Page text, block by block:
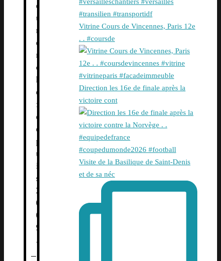
e
u
r
e
n
c
h
e
f
d
e
p
u
i
s
2
0
0
9
.
Vitrine Cours de Vincennes, Paris 12e
. . #coursde
Direction les 16e de finale après la
victoire cont
Visite de la Basilique de Saint-Denis
et de sa néc